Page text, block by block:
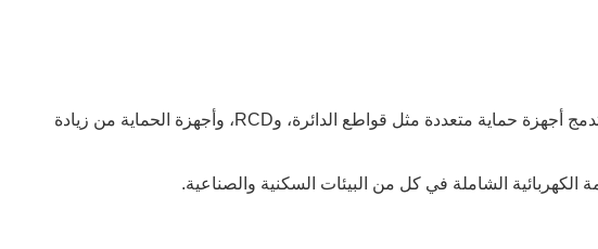
تعمل صناديق التوزيع كمحاور مركزية لتوزيع الطاقة الكهربائية. إنها تدمج أجهزة حماية متعددة مثل قواطع الدائرة، وRCD، وأجهزة الحماية من زيادة
الكهربائية الشاملة في كل من البيئات السكنية والصناعية.